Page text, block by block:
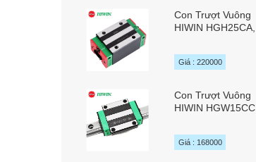
Con Trượt Vuông
HIWIN HGH25CA,
Giá : 220000
Con Trượt Vuông
HIWIN HGW15CC
Giá : 168000